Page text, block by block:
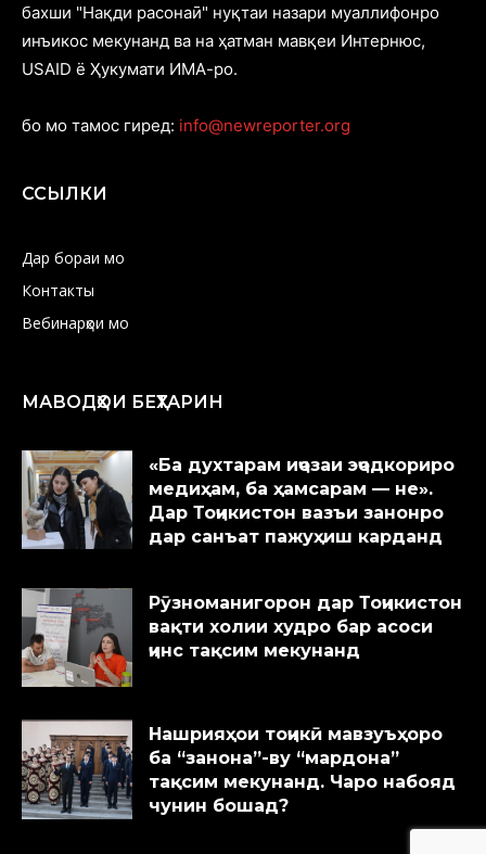
бахши "Нақди расонаӣ" нуқтаи назари муаллифонро
инъикос мекунанд ва на ҳатман мавқеи Интернюс,
USAID ё Ҳукумати ИМА-ро.
бо мо тамос гиред: info@newreporter.org
ССЫЛКИ
Дар бораи мо
Контакты
Вебинарҳои мо
МАВОДҲОИ БЕҲТАРИН
«Ба духтарам иҷозаи эҷодкориро
медиҳам, ба ҳамсарам — не».
Дар Тоҷикистон вазъи занонро
дар санъат пажуҳиш карданд
Рӯзноманигорон дар Тоҷикистон
вақти холии худро бар асоси
ҷинс тақсим мекунанд
Нашрияҳои тоҷикӣ мавзуъҳоро
ба “занона”-ву “мардона”
тақсим мекунанд. Чаро набояд
чунин бошад?